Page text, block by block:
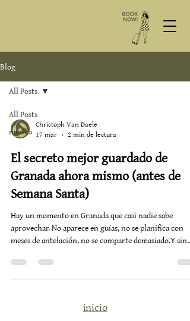
Blog
All Posts
musica
All Posts
Christoph Van Daele
17 mar
2 min de lectura
El secreto mejor guardado de
Granada ahora mismo (antes de
Semana Santa)
Hay un momento en Granada que casi nadie sabe
aprovechar. No aparece en guías, no se planifica con
meses de antelación, no se comparte demasiado.Y sin
ahora. Entre el invierno que se despide y la primavera
que aún no se ha llenado de gente, ocurre algo
estar a punto de empezar. Y tú puedes llegar antes que
demás. Esquiar por la mañana, respirar el sur por la t
inicio